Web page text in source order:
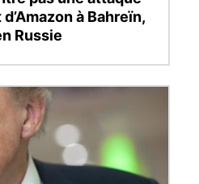
à Bahreïn,
Russie